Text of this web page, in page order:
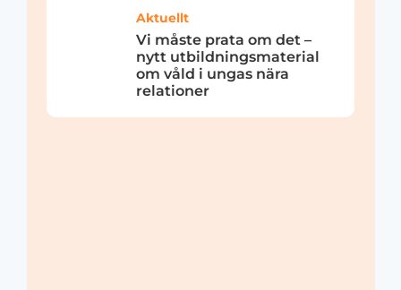
Aktuellt
Vi måste prata om det –
nytt utbildningsmaterial
om våld i ungas nära
relationer